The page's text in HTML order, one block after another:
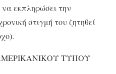
εκπληρώσει την
στιγμή του ζητηθεί
ΤΥΠΟΥ